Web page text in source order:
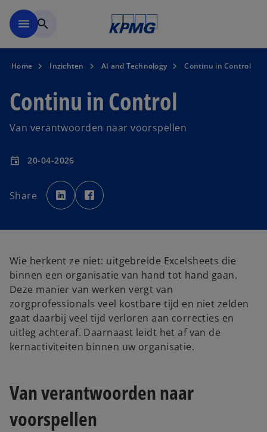
menu search
Home Inzichten AI and Technology Continu in Control
Continu in Control
Van verantwoorden naar voorspellen
event 20-04-2026
Share
o
p
e
n
t
b
p
e
b
Wie herkent ze niet: uitgebreide Excelsheets die
binnen een organisatie van hand tot hand gaan.
Deze manier van werken vergt van
zorgprofessionals veel kostbare tijd en niet zelden
gaat daarbij veel tijd verloren aan correcties en
uitleg achteraf. Daarnaast leidt het af van de
kernactiviteiten binnen uw organisatie.
Van verantwoorden naar
voorspellen